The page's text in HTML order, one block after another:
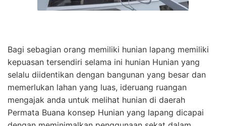
Bagi sebagian orang memiliki hunian lapang memiliki
kepuasan tersendiri selama ini hunian Hunian yang
selalu diidentikan dengan bangunan yang besar dan
memerlukan lahan yang luas, ideruang ruangan
mengajak anda untuk melihat hunian di daerah
Permata Buana konsep Hunian yang lapang dicapai